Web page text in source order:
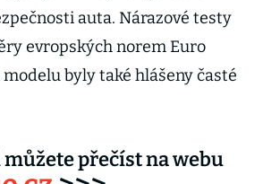
auta. Nárazové testy
evropských norem Euro
modelu byly také hlášeny časté
můžete přečíst na webu